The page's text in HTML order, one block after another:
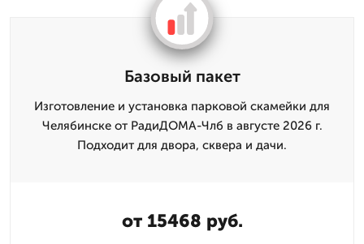
Базовый пакет
Изготовление и установка парковой скамейки для
Челябинске от РадиДОМА-Члб в августе 2026 г.
Подходит для двора, сквера и дачи.
от 15468 руб.